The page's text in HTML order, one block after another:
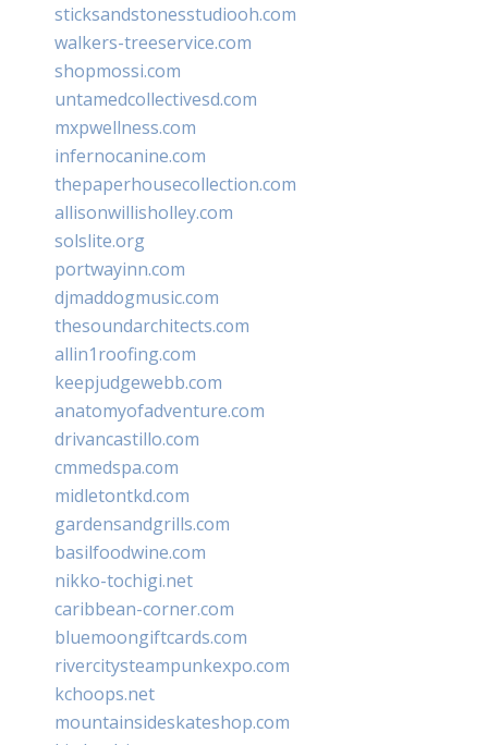
sticksandstonesstudiooh.com
walkers-treeservice.com
shopmossi.com
untamedcollectivesd.com
mxpwellness.com
infernocanine.com
thepaperhousecollection.com
allisonwillisholley.com
solslite.org
portwayinn.com
djmaddogmusic.com
thesoundarchitects.com
allin1roofing.com
keepjudgewebb.com
anatomyofadventure.com
drivancastillo.com
cmmedspa.com
midletontkd.com
gardensandgrills.com
basilfoodwine.com
nikko-tochigi.net
caribbean-corner.com
bluemoongiftcards.com
rivercitysteampunkexpo.com
kchoops.net
mountainsideskateshop.com